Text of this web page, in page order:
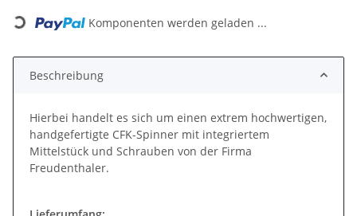
Komponenten werden geladen ...
Beschreibung
Hierbei handelt es sich um einen extrem hochwertigen,
handgefertigte CFK-Spinner mit integriertem
Mittelstück und Schrauben von der Firma
Freudenthaler.